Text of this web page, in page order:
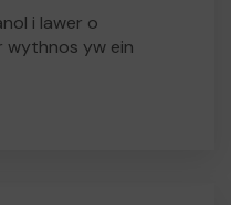
i lawer o
wythnos yw ein